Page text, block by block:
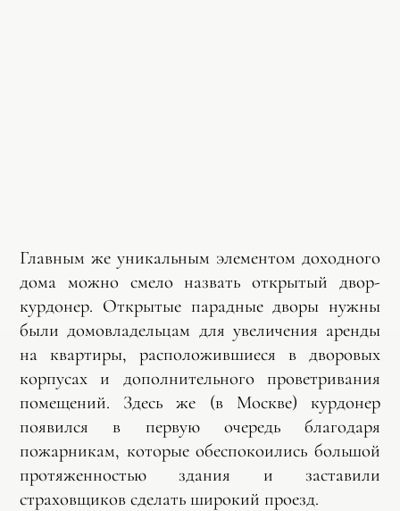
Главным же уникальным элементом доходного
дома можно смело назвать открытый двор-
курдонер. Открытые парадные дворы нужны
были домовладельцам для увеличения аренды
на квартиры, расположившиеся в дворовых
корпусах и дополнительного проветривания
помещений. Здесь же (в Москве) курдонер
появился в первую очередь благодаря
пожарникам, которые обеспокоились большой
протяженностью здания и заставили
страховщиков сделать широкий проезд.